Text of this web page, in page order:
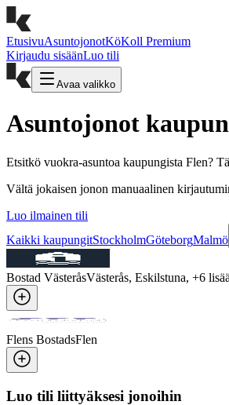
EtusivuAsuntojonotKöKoll Premium
Kirjaudu sisäänLuo tili
Avaa valikko
Asuntojonot
Etsitkö vuokra-asuntoa kaupungista Flen?
Vältä jokaisen jonon manuaalinen
Luo ilmainen tili
Kaikki kaupungitStockholmGöteborgMalmö
Bostad VästeråsVästerås, Eskilstuna, +6 lisää
Flens BostadsFlen
Luo tili liittyäksesi jonoihin